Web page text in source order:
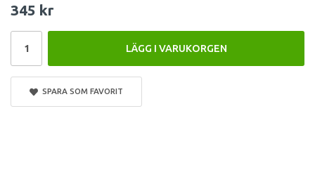
345 kr
LÄGG I VARUKORGEN
SPARA SOM FAVORIT